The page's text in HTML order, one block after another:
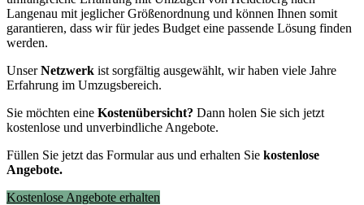
Langenau mit jeglicher Größenordnung und können Ihnen somit
garantieren, dass wir für jedes Budget eine passende Lösung finden
werden.
UnserNetzwerk ist sorgfältig ausgewählt, wir haben viele Jahre
Erfahrung im Umzugsbereich.
Sie möchten eine Kostenübersicht? Dann holen Sie sich jetzt
kostenlose und unverbindliche Angebote.
Füllen Sie jetzt das Formular aus und erhalten Sie kostenlose
Angebote.
Kostenlose Angebote erhalten